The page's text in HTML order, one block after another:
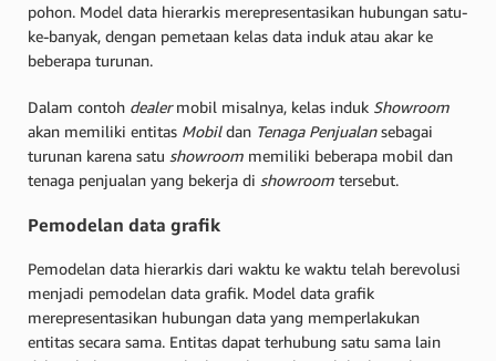
pohon. Model data hierarkis merepresentasikan hubungan satu-
ke-banyak, dengan pemetaan kelas data induk atau akar ke
beberapa turunan.
Dalam contoh dealermobil misalnya, kelas induk Showroom
akan memiliki entitas Mobildan Tenaga Penjualansebagai
turunan karena satu showroom memiliki beberapa mobil dan
tenaga penjualan yang bekerja di showroom tersebut.
Pemodelan data grafik
Pemodelan data hierarkis dari waktu ke waktu telah berevolusi
menjadi pemodelan data grafik. Model data grafik
merepresentasikan hubungan data yang memperlakukan
entitas secara sama. Entitas dapat terhubung satu sama lain